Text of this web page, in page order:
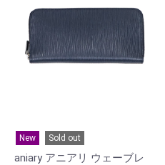
New Sold out
aniary アニアリ ウェーブレ